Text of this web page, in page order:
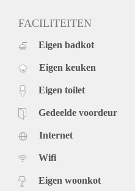
FACILITEITEN
Eigen badkot
Eigen keuken
Eigen toilet
Gedeelde voordeur
Internet
Wifi
Eigen woonkot